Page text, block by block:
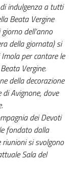
indulgenza a tutti
Beata Vergine
dell’anno
della giornata) si
per cantare le
Vergine.
della decorazione
Avignone, dove
dei Devoti
fondato dalla
riunioni si svolgono
Sala del